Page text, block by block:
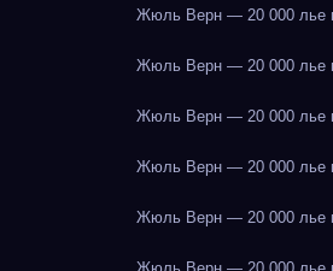
Жюль Верн — 20 000 лье
Жюль Верн — 20 000 лье
Жюль Верн — 20 000 лье
Жюль Верн — 20 000 лье
Жюль Верн — 20 000 лье